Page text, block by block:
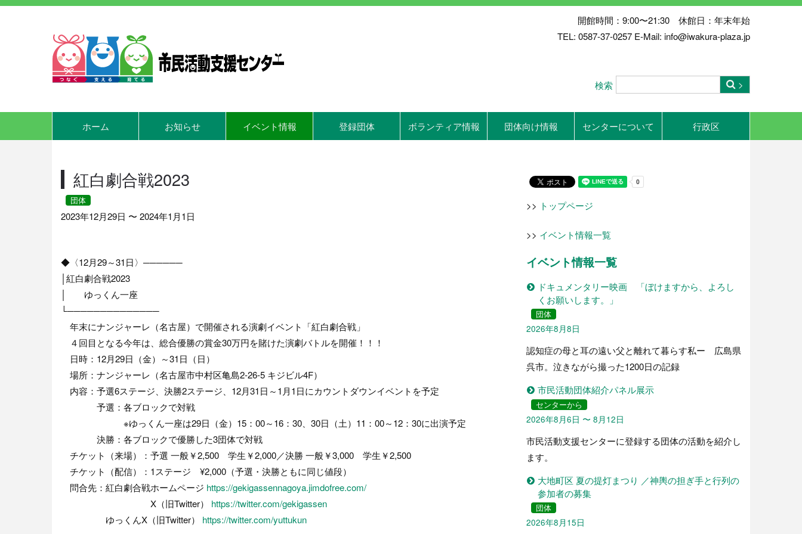
開館時間：9:00〜21:30 休館日：年末年始
TEL: 0587-37-0257 E-Mail: info@iwakura-plaza.jp
検索
ホーム お知らせ イベント情報 登録団体 ボランティア情報 団体向け情報 センターについて 行政区
紅白劇合戦2023
団体
2023年12月29日 〜 2024年1月1日
◆〈12月29～31日〉──────
│紅白劇合戦2023
│ ゆっくん一座
└──────────────
年末にナンジャーレ（名古屋）で開催される演劇イベント「紅白劇合戦」
４回目となる今年は、総合優勝の賞金30万円を賭けた演劇バトルを開催！！！
日時：12月29日（金）～31日（日）
場所：ナンジャーレ（名古屋市中村区亀島2-26-5 キジビル4F）
内容：予選6ステージ、決勝2ステージ、12月31日～1月1日にカウントダウンイベントを予定
予選：各ブロックで対戦
※ゆっくん一座は29日（金）15：00～16：30、30日（土）11：00～12：30に出演予定
決勝：各ブロックで優勝した3団体で対戦
チケット（来場）：予選 一般￥2,500 学生￥2,000／決勝 一般￥3,000 学生￥2,500
チケット（配信）：1ステージ ¥2,000（予選・決勝ともに同じ値段）
問合先：紅白劇合戦ホームページ https://gekigassennagoya.jimdofree.com/
X（旧Twitter） https://twitter.com/gekigassen
ゆっくんX（旧Twitter） https://twitter.com/yuttukun
>> トップページ
>> イベント情報一覧
イベント情報一覧
ドキュメンタリー映画 「ぼけますから、よろし
くお願いします。」
団体
2026年8月8日
認知症の母と耳の遠い父と離れて暮らす私ー 広島県
呉市。泣きながら撮った1200日の記録
市民活動団体紹介パネル展示
センターから
2026年8月6日 〜 8月12日
市民活動支援センターに登録する団体の活動を紹介し
ます。
大地町区 夏の提灯まつり ／神輿の担ぎ手と行列の
参加者の募集
団体
2026年8月15日